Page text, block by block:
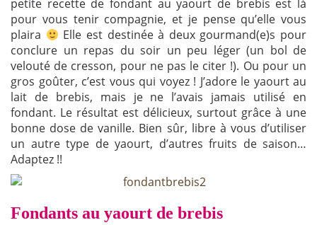
petite recette de fondant au yaourt de brebis est là
pour vous tenir compagnie, et je pense qu’elle vous
plaira
Elle est destinée à deux gourmand(e)s pour
conclure un repas du soir un peu léger (un bol de
velouté de cresson, pour ne pas le citer !). Ou pour un
gros goûter, c’est vous qui voyez ! J’adore le yaourt au
lait de brebis, mais je ne l’avais jamais utilisé en
fondant. Le résultat est délicieux, surtout grâce à une
bonne dose de vanille. Bien sûr, libre à vous d’utiliser
un autre type de yaourt, d’autres fruits de saison…
Adaptez !!
Fondants au yaourt de brebis